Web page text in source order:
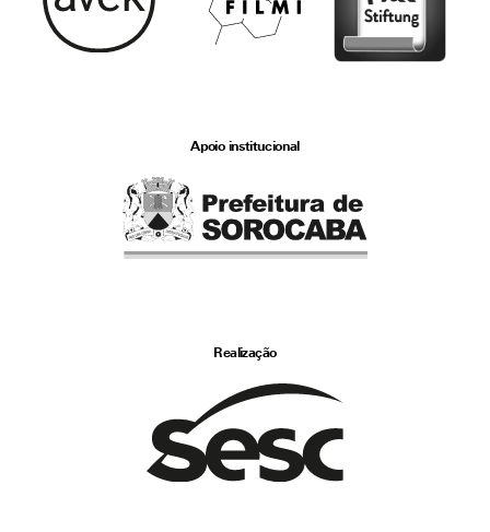
Apoio institucional
Realização